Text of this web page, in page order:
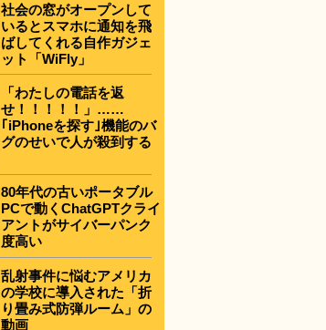
社会の窓がオープンして
いるとスマホに通知を飛
ばしてくれる自作ガジェ
ット「WiFly」
「わたしの電話を返
せ！！！！！」……
｢iPhoneを探す｣機能のバ
グのせいで人が殺到する
80年代の古いポータブル
PCで動くChatGPTクライ
アントがサイバーパンク
度高い
乱射事件に悩むアメリカ
の学校に導入された「折
り畳み式防弾ルーム」の
動画